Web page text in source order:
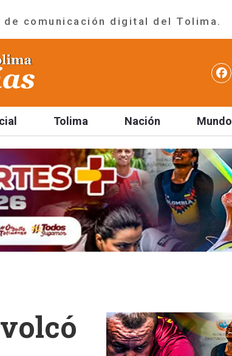
comunicación digital del Tolima.
Tolima Nación Mundo